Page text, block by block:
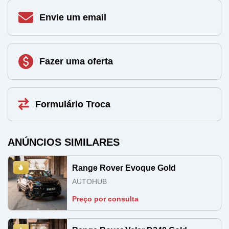
Envie um email
Fazer uma oferta
Formulário Troca
ANÚNCIOS SIMILARES
Range Rover Evoque Gold
AUTOHUB
Preço por consulta